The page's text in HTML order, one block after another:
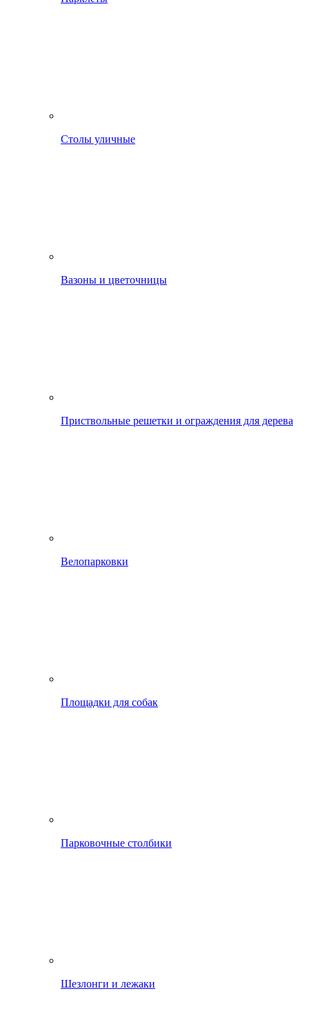
Столы уличные
Вазоны и цветочницы
Приствольные решетки и ограждения для дерева
Велопарковки
Площадки для собак
Парковочные столбики
Шезлонги и лежаки